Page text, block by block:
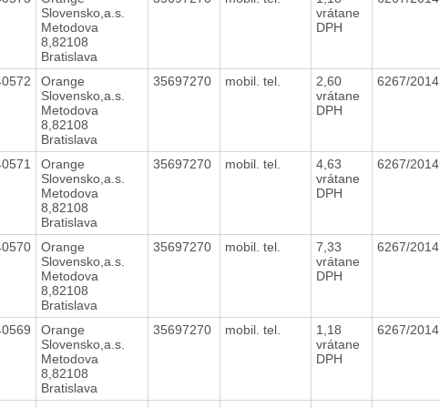
Slovensko,a.s.
Metodova
8,82108
Bratislava
vrátane
DPH
Orange
Slovensko,a.s.
Metodova
8,82108
Bratislava
35697270 mobil. tel.
2,60
vrátane
DPH
6267/2014
Orange
Slovensko,a.s.
Metodova
8,82108
Bratislava
35697270 mobil. tel.
4,63
vrátane
DPH
6267/2014
Orange
Slovensko,a.s.
Metodova
8,82108
Bratislava
35697270 mobil. tel.
7,33
vrátane
DPH
6267/2014
Orange
Slovensko,a.s.
Metodova
8,82108
Bratislava
35697270 mobil. tel.
1,18
vrátane
DPH
6267/2014